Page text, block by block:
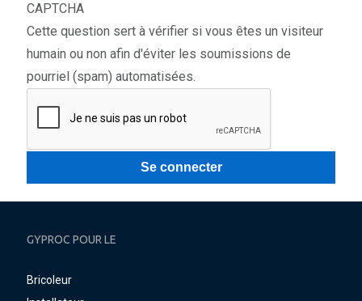
CAPTCHA
Cette question sert à vérifier si vous êtes un visiteur
humain ou non afin d'éviter les soumissions de
pourriel (spam) automatisées.
GYPROC POUR LE
Bricoleur